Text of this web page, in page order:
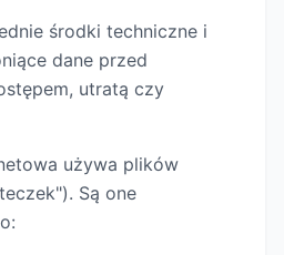
środki techniczne i
dane przed
utratą czy
używa plików
Są one